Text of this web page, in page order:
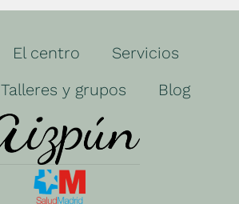
El centro
Servicios
Talleres y grupos Blog